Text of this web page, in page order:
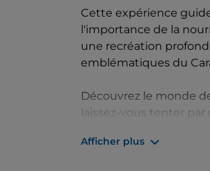
Cette expérience
l'importance de la
une recréation
emblématiques du
Découvrez le monde
laissez-vous tenter
Afficher plus